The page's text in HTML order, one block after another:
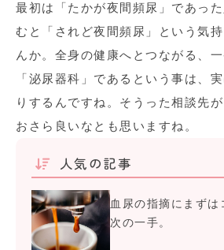
最初は「たかが夜間頻尿」であっ
むと「されど夜間頻尿」という気
んか。全身の健康へとつながる、
「泌尿器科」であるという事は、
りするんですね。そうった相談先
おさら良いなとも思いますね。
人気の記事
血尿の指摘にまずは
次の一手。